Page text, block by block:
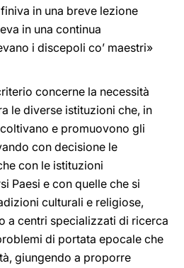
in una breve lezione
in una continua
i discepoli co’ maestri»
concerne la necessità
le diverse istituzioni che, in
e promuovono gli
con decisione le
con le istituzioni
Paesi e con quelle che si
culturali e religiose,
a centri specializzati di ricerca
di portata epocale che
giungendo a proporre